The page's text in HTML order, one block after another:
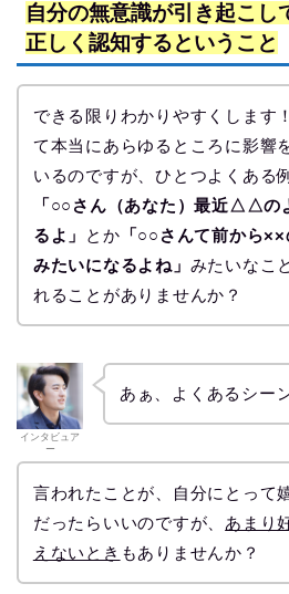
自分の無意識が引き起こし
正しく認知するということ
できる限りわかりやすくします
て本当にあらゆるところに影響
いるのですが、ひとつよくある
「○○さん（あなた）最近△△の
るよ」
とか 「○○さんて前から
みたいになるよね」 みたいなこ
れることがありませんか？
インタビュア
ー
あぁ、よくあるシー
言われたことが、自分にとって
だったらいいのですが、 あまり
えないとき もありませんか？